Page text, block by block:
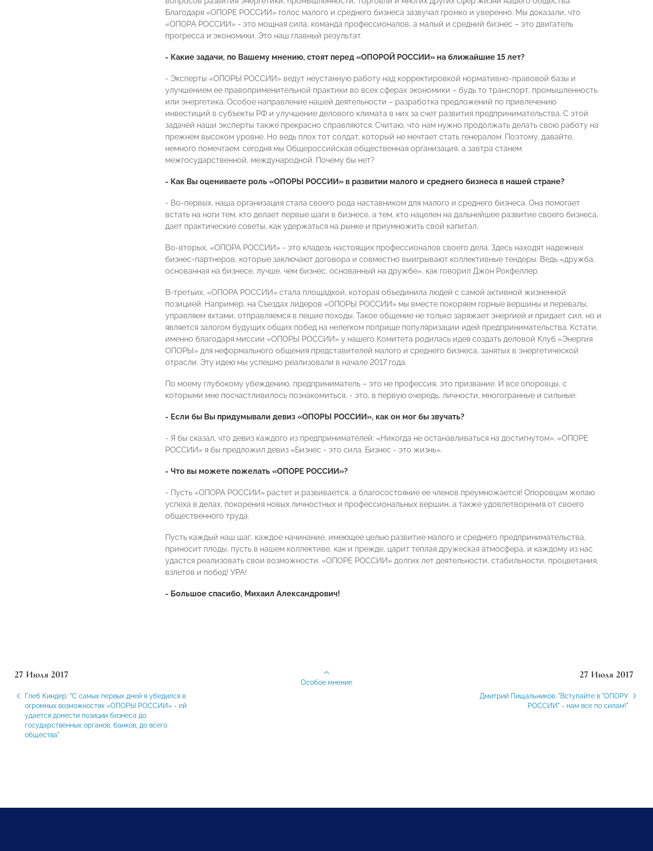
Благодаря «ОПОРЕ РОССИИ» голос малого и среднего бизнеса зазвучал громко и уверенно. Мы доказали, что
«ОПОРА РОССИИ» - это мощная сила, команда профессионалов, а малый и средний бизнес – это двигатель
прогресса и экономики. Это наш главный результат.
- Какие задачи, по Вашему мнению, стоят перед «ОПОРОЙ РОССИИ» на ближайшие 15 лет?
- Эксперты «ОПОРЫ РОССИИ» ведут неустанную работу над корректировкой нормативно-правовой базы и
улучшением ее правоприменительной практики во всех сферах экономики – будь то транспорт, промышленность
или энергетика. Особое направление нашей деятельности – разработка предложений по привлечению
инвестиций в субъекты РФ и улучшение делового климата в них за счет развития предпринимательства. С этой
задачей наши эксперты также прекрасно справляются. Считаю, что нам нужно продолжать делать свою работу на
прежнем высоком уровне. Но ведь плох тот солдат, который не мечтает стать генералом. Поэтому, давайте,
немного помечтаем: сегодня мы Общероссийская общественная организация, а завтра станем
межгосударственной, международной. Почему бы нет?
- Как Вы оцениваете роль «ОПОРЫ РОССИИ» в развитии малого и среднего бизнеса в нашей стране?
- Во-первых, наша организация стала своего рода наставником для малого и среднего бизнеса. Она помогает
встать на ноги тем, кто делает первые шаги в бизнесе, а тем, кто нацелен на дальнейшее развитие своего бизнеса,
дает практические советы, как удержаться на рынке и приумножить свой капитал.
Во-вторых, «ОПОРА РОССИИ» - это кладезь настоящих профессионалов своего дела. Здесь находят надежных
бизнес-партнеров, которые заключают договора и совместно выигрывают коллективные тендеры. Ведь «дружба,
основанная на бизнесе, лучше, чем бизнес, основанный на дружбе», как говорил Джон Рокфеллер.
В-третьих, «ОПОРА РОССИИ» стала площадкой, которая объединила людей с самой активной жизненной
позицией. Например, на Съездах лидеров «ОПОРЫ РОССИИ» мы вместе покоряем горные вершины и перевалы,
управляем яхтами, отправляемся в пешие походы. Такое общение не только заряжает энергией и придает сил, но и
является залогом будущих общих побед на нелегком поприще популяризации идей предпринимательства. Кстати,
именно благодаря миссии «ОПОРЫ РОССИИ» у нашего Комитета родилась идея создать деловой Клуб «Энергия
ОПОРЫ» для неформального общения представителей малого и среднего бизнеса, занятых в энергетической
отрасли. Эту идею мы успешно реализовали в начале 2017 года.
По моему глубокому убеждению, предприниматель – это не профессия, это призвание. И все опоровцы, с
которыми мне посчастливилось познакомиться, - это, в первую очередь, личности, многогранные и сильные.
- Если бы Вы придумывали девиз «ОПОРЫ РОССИИ», как он мог бы звучать?
- Я бы сказал, что девиз каждого из предпринимателей: «Никогда не останавливаться на достигнутом». «ОПОРЕ
РОССИИ» я бы предложил девиз «Бизнес - это сила. Бизнес - это жизнь».
- Что вы можете пожелать «ОПОРЕ РОССИИ»?
- Пусть «ОПОРА РОССИИ» растет и развивается, а благосостояние ее членов преумножается! Опоровцам желаю
успеха в делах, покорения новых личностных и профессиональных вершин, а также удовлетворения от своего
общественного труда.
Пусть каждый наш шаг, каждое начинание, имеющее целью развитие малого и среднего предпринимательства,
приносит плоды, пусть в нашем коллективе, как и прежде, царит теплая дружеская атмосфера, и каждому из нас
удастся реализовать свои возможности. «ОПОРЕ РОССИИ» долгих лет деятельности, стабильности, процветания,
взлетов и побед! УРА!
- Большое спасибо, Михаил Александрович!
27 Июля 2017
Глеб Киндер: "С самых первых дней я убедился в
огромных возможностях «ОПОРЫ РОССИИ» - ей
удается донести позиции бизнеса до
государственных органов, банков, до всего
общества"
27 Июля 2017
Дмитрий Пищальников: "Вступайте в "ОПОРУ
РОССИИ" - нам все по силам!"
Особое мнение